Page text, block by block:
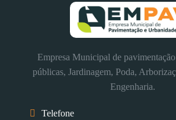
Empresa Municipal de
públicas, Jardinagem, Poda,
Engenharia.
Telefone